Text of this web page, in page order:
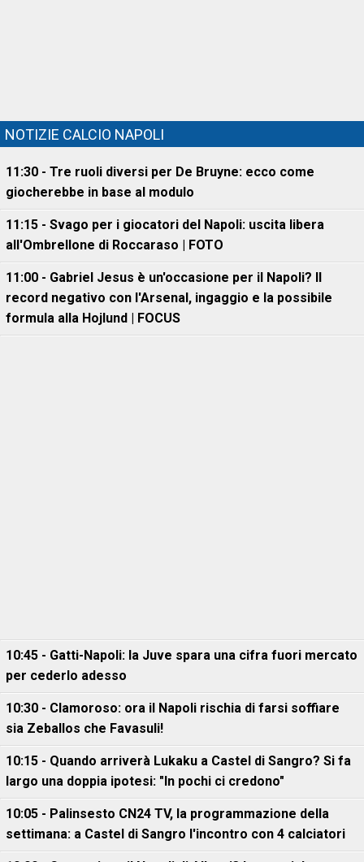
NOTIZIE CALCIO NAPOLI
11:30 - Tre ruoli diversi per De Bruyne: ecco come
giocherebbe in base al modulo
11:15 - Svago per i giocatori del Napoli: uscita libera
all'Ombrellone di Roccaraso | FOTO
11:00 - Gabriel Jesus è un'occasione per il Napoli? Il
record negativo con l'Arsenal, ingaggio e la possibile
formula alla Hojlund | FOCUS
10:45 - Gatti-Napoli: la Juve spara una cifra fuori mercato
per cederlo adesso
10:30 - Clamoroso: ora il Napoli rischia di farsi soffiare
sia Zeballos che Favasuli!
10:15 - Quando arriverà Lukaku a Castel di Sangro? Si fa
largo una doppia ipotesi: "In pochi ci credono"
10:05 - Palinsesto CN24 TV, la programmazione della
settimana: a Castel di Sangro l'incontro con 4 calciatori